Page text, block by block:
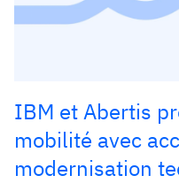
IBM et Abertis
mobilité avec
modernisation